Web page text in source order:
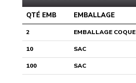
QTÉ EMB EMBALLAGE
2 EMBALLAGE COQUE
10 SAC
100 SAC